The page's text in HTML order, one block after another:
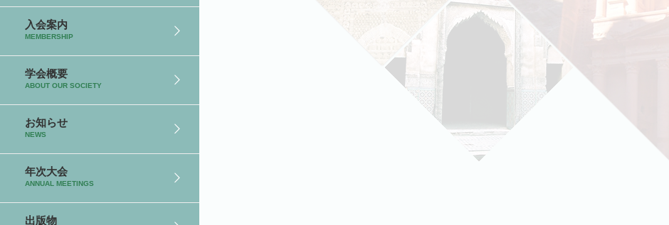
入会案内
MEMBERSHIP
学会概要
ABOUT OUR SOCIETY
お知らせ
NEWS
年次大会
ANNUAL MEETINGS
出版物